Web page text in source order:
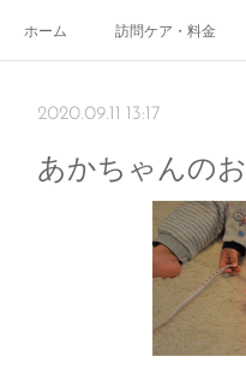
ホーム 訪問ケア・料金
2020.09.11 13:17
あかちゃんの